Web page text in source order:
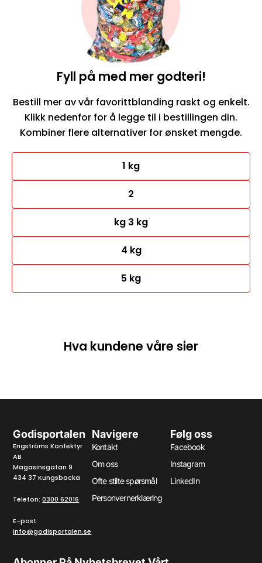
Fyll på med mer godteri!
Bestill mer av vår favorittblanding raskt og enkelt.
Klikk nedenfor for å legge til i bestillingen din.
Kombiner flere alternativer for ønsket mengde.
1 kg
2
kg 3 kg
4 kg
5 kg
Hva kundene våre sier
Godisportalen
Engströms Konfektyr
AB
Magasinsgatan 9
434 37 Kungsbacka
Telefon:0300 62016
E-post:
info@godisportalen.se
Navigere
Kontakt
Om oss
Ofte stilte spørsmål
Personvernerklæring
Følg oss
Facebook
Instagram
LinkedIn